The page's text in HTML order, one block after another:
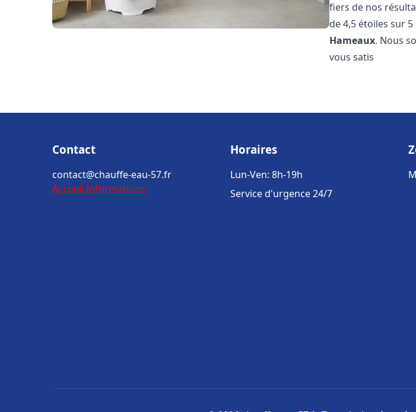
fiers de nos
de 4,5 étoiles sur
Hameaux. Nous
vous satis
Contact
contact@chauffe-eau-57.fr
Accueil Informations
Horaires
Lun-Ven: 8h-19h
Service d'urgence 24/7